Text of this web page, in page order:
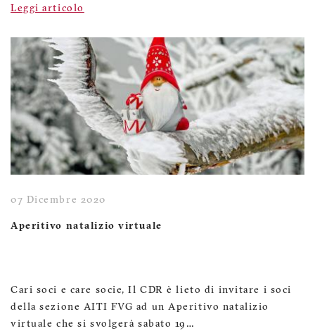
Leggi articolo
07 Dicembre 2020
Aperitivo natalizio virtuale
Cari soci e care socie, Il CDR è lieto di invitare i soci
della sezione AITI FVG ad un Aperitivo natalizio
virtuale che si svolgerà sabato 19…